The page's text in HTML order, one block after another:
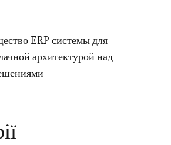
ERP системы для
архитектурой над